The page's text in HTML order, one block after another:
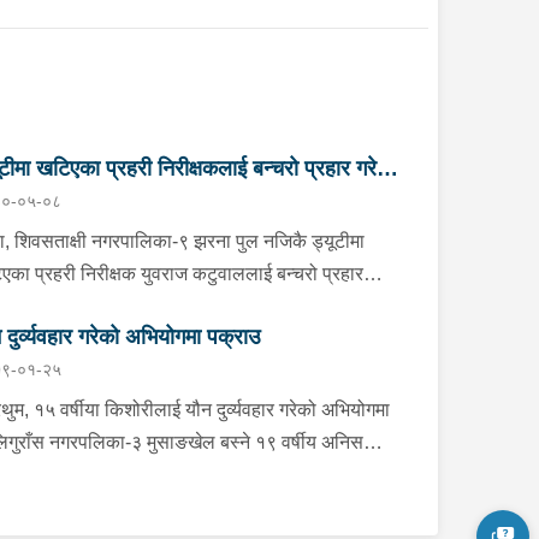
खटिएका प्रहरी निरीक्षकलाई बन्चरो प्रहार गरेको
तीन जना पक्राउ
०५-०८
शिवसताक्षी नगरपालिका-९ झरना पुल नजिकै ड्यूटीमा
प्रहरी निरीक्षक युवराज कटुवाललाई बन्चरो प्रहार
शिवसताक्षी नगरपालिका-९ बस्ने
अशोक पोखरेल, ३२ वर्षीय बिकाश भन्ने अरूण तामाङ र
लक्ष्मण टुडु रहेका छन् । उक्त स्थानमा लागूऔषध
गरिरहेको भन्ने सूचनाको आधारमा ईलाका प्रहरी कार्यालय
दुर्व्यवहार गरेको अभियोगमा पक्राउ
०१-२५
१५ वर्षीया किशोरीलाई यौन दुर्व्यवहार गरेको अभियोगमा
नगरपलिका-३ मुसाङखेल बस्ने १९ वर्षीय अनिस